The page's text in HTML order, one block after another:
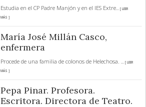
Estudia en el CP Padre Manjón y en el IES Extre... [ LEER
MÁS ]
María José Millán Casco,
enfermera
Procede de una familia de colonos de Helechosa.
... [ LEER
MÁS ]
Pepa Pinar. Profesora.
Escritora. Directora de Teatro.